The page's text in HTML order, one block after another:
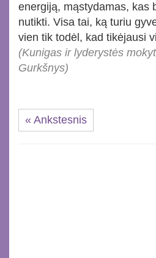
energiją, mąstydamas, kas
nutikti. Visa tai, ką turiu
vien tik todėl, kad tikėjausi
(Kunigas ir lyderystės
Gurkšnys)
« Ankstesnis